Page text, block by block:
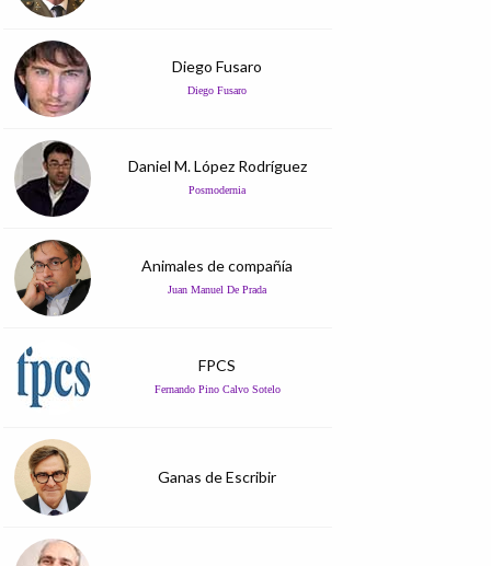
Diego Fusaro
Diego Fusaro
Daniel M. López Rodríguez
Posmodernia
Animales de compañía
Juan Manuel De Prada
FPCS
Fernando Pino Calvo Sotelo
Ganas de Escribir